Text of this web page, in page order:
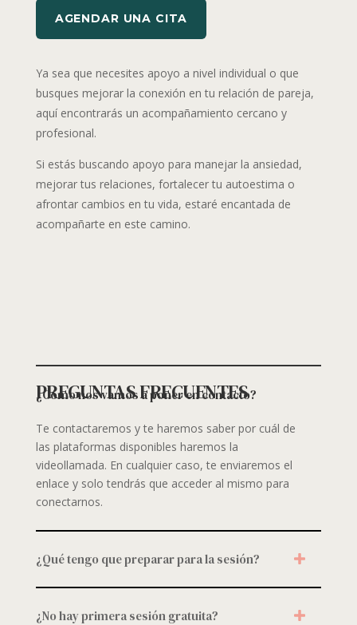
AGENDAR UNA CITA
Ya sea que necesites apoyo a nivel individual o que
busques mejorar la conexión en tu relación de pareja,
aquí encontrarás un acompañamiento cercano y
profesional.
Si estás buscando apoyo para manejar la ansiedad,
mejorar tus relaciones, fortalecer tu autoestima o
afrontar cambios en tu vida, estaré encantada de
acompañarte en este camino.
PREGUNTAS FRECUENTES
¿Cómo nos vamos a poner en contacto?
Te contactaremos y te haremos saber por cuál de
las plataformas disponibles haremos la
videollamada. En cualquier caso, te enviaremos el
enlace y solo tendrás que acceder al mismo para
conectarnos.
¿Qué tengo que preparar para la sesión?
¿No hay primera sesión gratuita?